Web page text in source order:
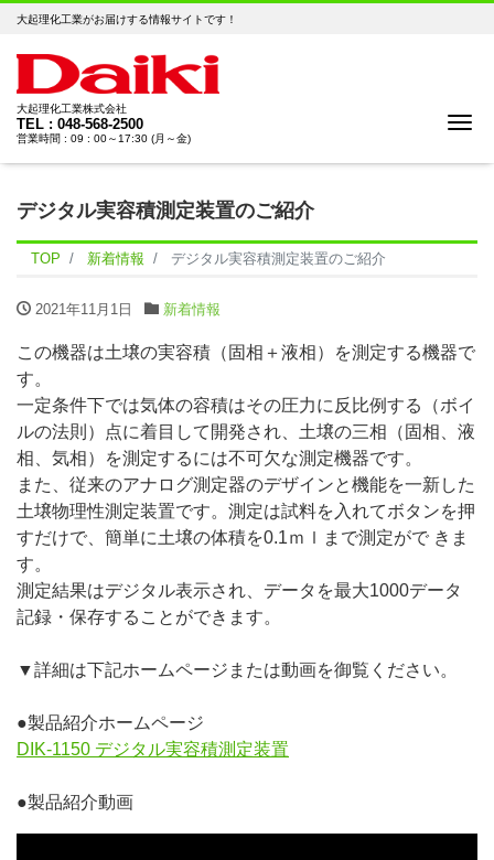
大起理化工業がお届けする情報サイトです！
大起理化工業株式会社
TEL : 048-568-2500
営業時間 : 09 : 00～17:30 (月～金)
デジタル実容積測定装置のご紹介
TOP 新着情報 デジタル実容積測定装置のご紹介
2021年11月1日 新着情報
この機器は土壌の実容積（固相＋液相）を測定する機器で
す。
一定条件下では気体の容積はその圧力に反比例する（ボイ
ルの法則）点に着目して開発され、土壌の三相（固相、液
相、気相）を測定するには不可欠な測定機器です。
また、従来のアナログ測定器のデザインと機能を一新した
土壌物理性測定装置です。測定は試料を入れてボタンを押
すだけで、簡単に土壌の体積を0.1ｍｌまで測定がで きま
す。
測定結果はデジタル表示され、データを最大1000データ
記録・保存することができます。
▼詳細は下記ホームページまたは動画を御覧ください。
●製品紹介ホームページ
DIK-1150 デジタル実容積測定装置
●製品紹介動画